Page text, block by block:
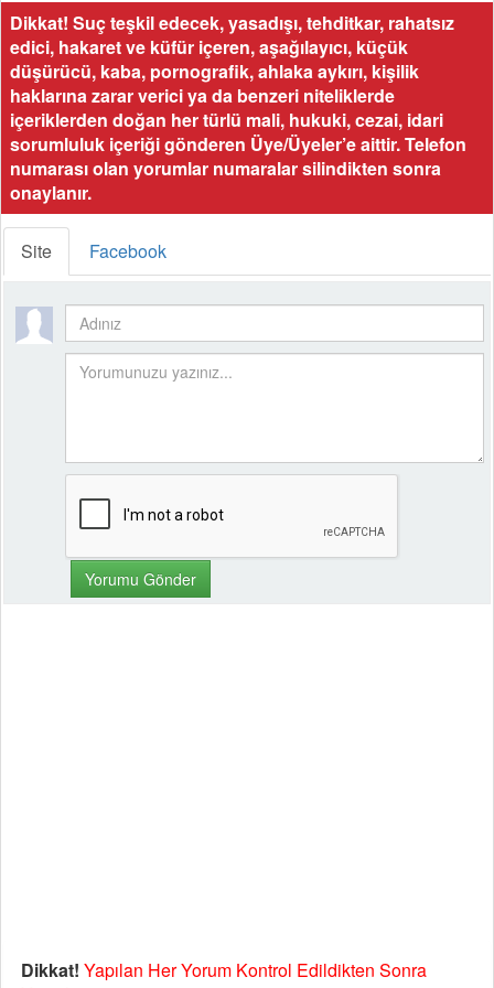
Dikkat! Suç teşkil edecek, yasadışı, tehditkar, rahatsız
edici, hakaret ve küfür içeren, aşağılayıcı, küçük
düşürücü, kaba, pornografik, ahlaka aykırı, kişilik
haklarına zarar verici ya da benzeri niteliklerde
içeriklerden doğan her türlü mali, hukuki, cezai, idari
sorumluluk içeriği gönderen Üye/Üyeler’e aittir. Telefon
numarası olan yorumlar numaralar silindikten sonra
onaylanır.
Site Facebook
Dikkat! Yapılan Her Yorum Kontrol Edildikten Sonra